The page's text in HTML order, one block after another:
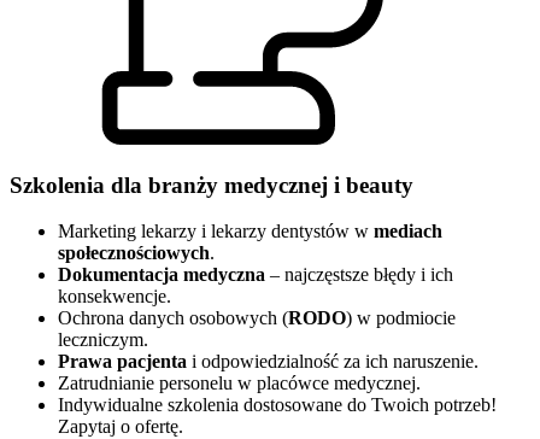
Szkolenia dla branży medycznej i beauty
Marketing lekarzy i lekarzy dentystów w mediach
społecznościowych.
Dokumentacja medyczna – najczęstsze błędy i ich
konsekwencje.
Ochrona danych osobowych (RODO) w podmiocie
leczniczym.
Prawa pacjenta i odpowiedzialność za ich naruszenie.
Zatrudnianie personelu w placówce medycznej.
Indywidualne szkolenia dostosowane do Twoich potrzeb!
Zapytaj o ofertę.